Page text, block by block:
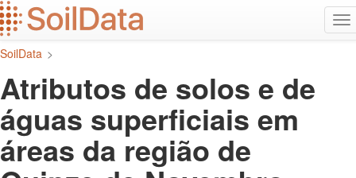
Ir
para
o
conteúdo
SoilData >
Atributos de solos e de
águas superficiais em
áreas da região de